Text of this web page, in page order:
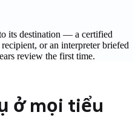
its destination — a certified
or an interpreter briefed
review the first time.
ởmọi tiểu